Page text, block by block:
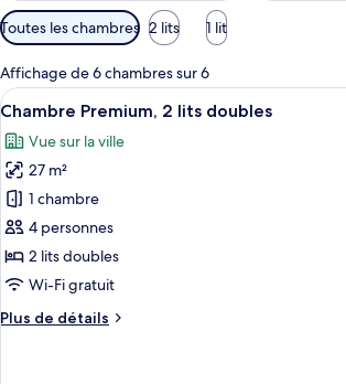
Filtres
disponibles
pour
les
chambres
Toutes les chambres 2 lits 1 lit
Affichage de 6 chambres sur 6
Afficher
toutes
les
photos
pour
ce
type
de
chambre :
Chambre
Une chambre
6
Chambre Premium, 2 lits doubles
Vue sur la ville
27 m²
1 chambre
4 personnes
2 lits doubles
Wi-Fi gratuit
Plus de détails
Plus